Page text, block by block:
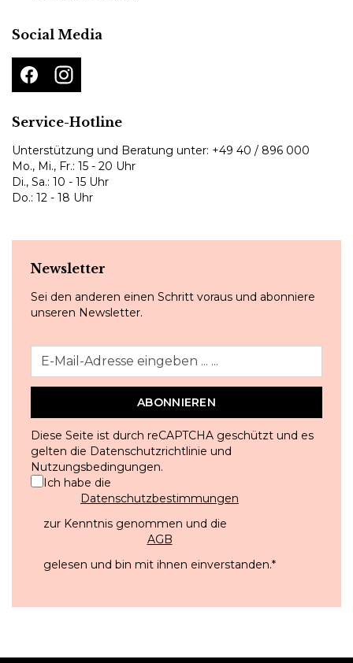
Social Media
Service-Hotline
Unterstützung und Beratung unter: +49 40 / 896 000
Mo., Mi., Fr.: 15 - 20 Uhr
Di., Sa.: 10 - 15 Uhr
Do.: 12 - 18 Uhr
Newsletter
Sei den anderen einen Schritt voraus und abonniere
unseren Newsletter.
ABONNIEREN
Diese Seite ist durch reCAPTCHA geschützt und es
gelten die Datenschutzrichtlinie und
Nutzungsbedingungen.
Ich habe die
Datenschutzbestimmungen
zur Kenntnis genommen und die
AGB
gelesen und bin mit ihnen einverstanden.*